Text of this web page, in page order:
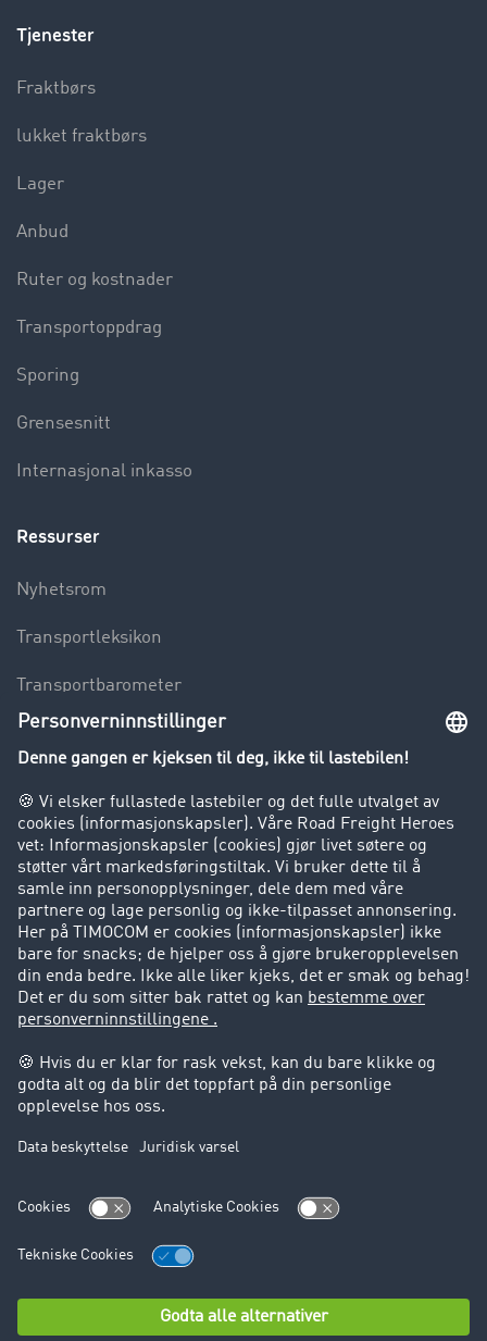
Tjenester
Fraktbørs
lukket fraktbørs
Lager
Anbud
Ruter og kostnader
Transportoppdrag
Sporing
Grensesnitt
Internasjonal inkasso
Ressurser
Nyhetsrom
Transportleksikon
Transportbarometer
Innsyn i fraktbørsen
Bedriften
Kunder verver kunder
Suksesshistorier
Kundestøtte
Kundestøtte
Juridisk informasjon
Impressum
Forretningsbetingelser